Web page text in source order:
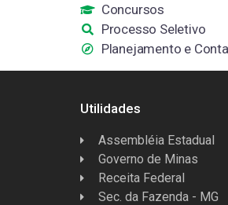
Concursos
Processo Seletivo
Planejamento e
Utilidades
Assembléia Estadual
Governo de Minas
Receita Federal
Sec. da Fazenda - MG